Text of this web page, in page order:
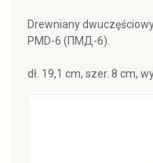
Drewniany
PMD-6 (ПМД-6).
dł. 19,1 cm, szer. 8 cm,